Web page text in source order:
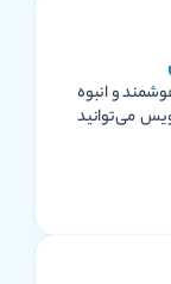
و انبوه
می‌توانید